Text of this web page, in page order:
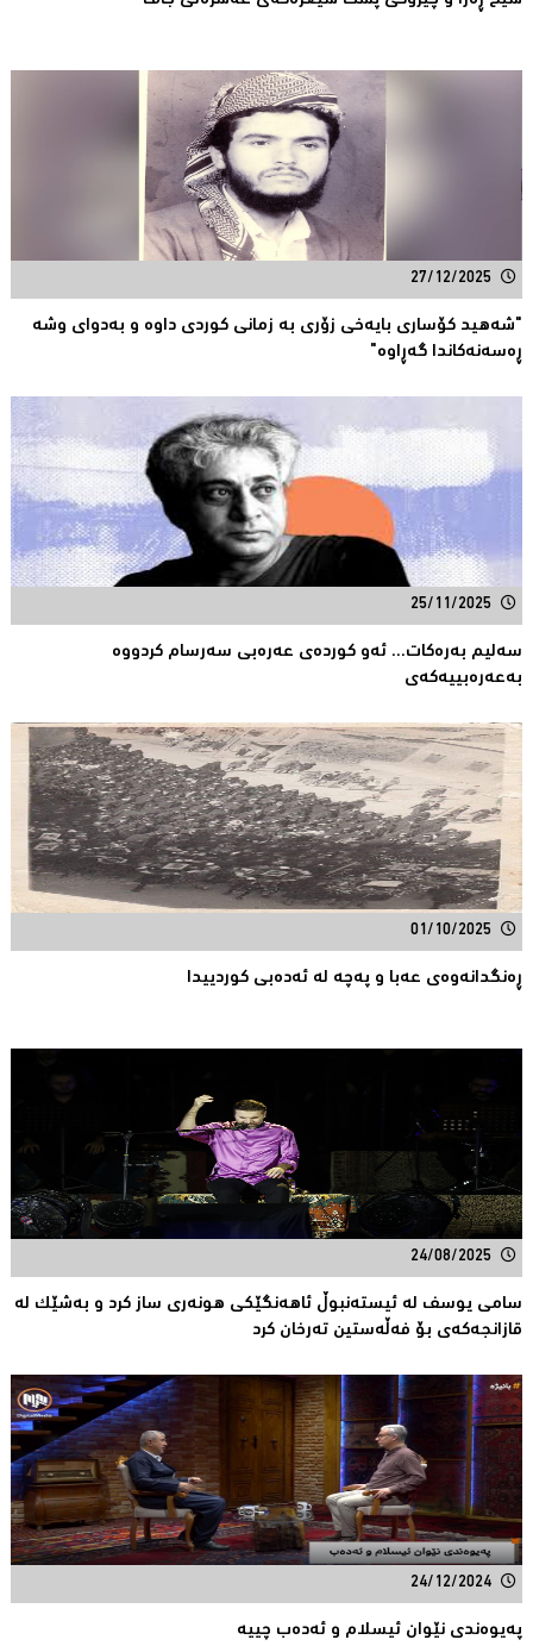
27/12/2025
"شەهید كۆساری بایەخی زۆری بە زمانی كوردی داوە و بەدوای وشە
ڕەسەنەكاندا گەڕاوە"
25/11/2025
سەلیم بەرەکات... ئەو کوردەی عەرەبی سەرسام کردووە
بەعەرەبییەکەی
01/10/2025
ڕەنگدانەوەی عەبا و پەچە لە ئەدەبی کوردییدا
24/08/2025
سامی یوسف له‌ ئیسته‌نبوڵ ئاهه‌نگێكی هونه‌ری ساز كرد و به‌شێك له‌
قازانجه‌كه‌ی بۆ فه‌ڵه‌ستین ته‌رخان كرد
24/12/2024
پەیوەندی نێوان ئیسلام و ئەدەب چییە